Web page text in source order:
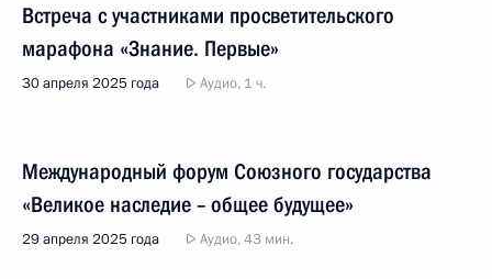
Встреча с участниками просветительского
марафона «Знание. Первые»
30 апреля 2025 года Аудио, 1 ч.
Международный форум Союзного государства
«Великое наследие – общее будущее»
29 апреля 2025 года Аудио, 43 мин.